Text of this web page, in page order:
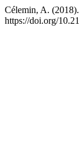
Célemin, A.
https://doi.org/